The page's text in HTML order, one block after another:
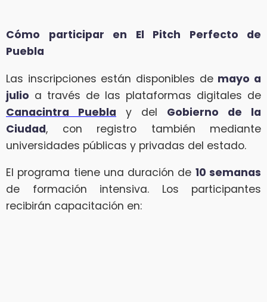
Cómo participar en El Pitch Perfecto de
Puebla
Las inscripciones están disponibles de mayo a
julio a través de las plataformas digitales de
Canacintra Puebla y del Gobierno de la
Ciudad, con registro también mediante
universidades públicas y privadas del estado.
El programa tiene una duración de 10 semanas
de formación intensiva. Los participantes
recibirán capacitación en: